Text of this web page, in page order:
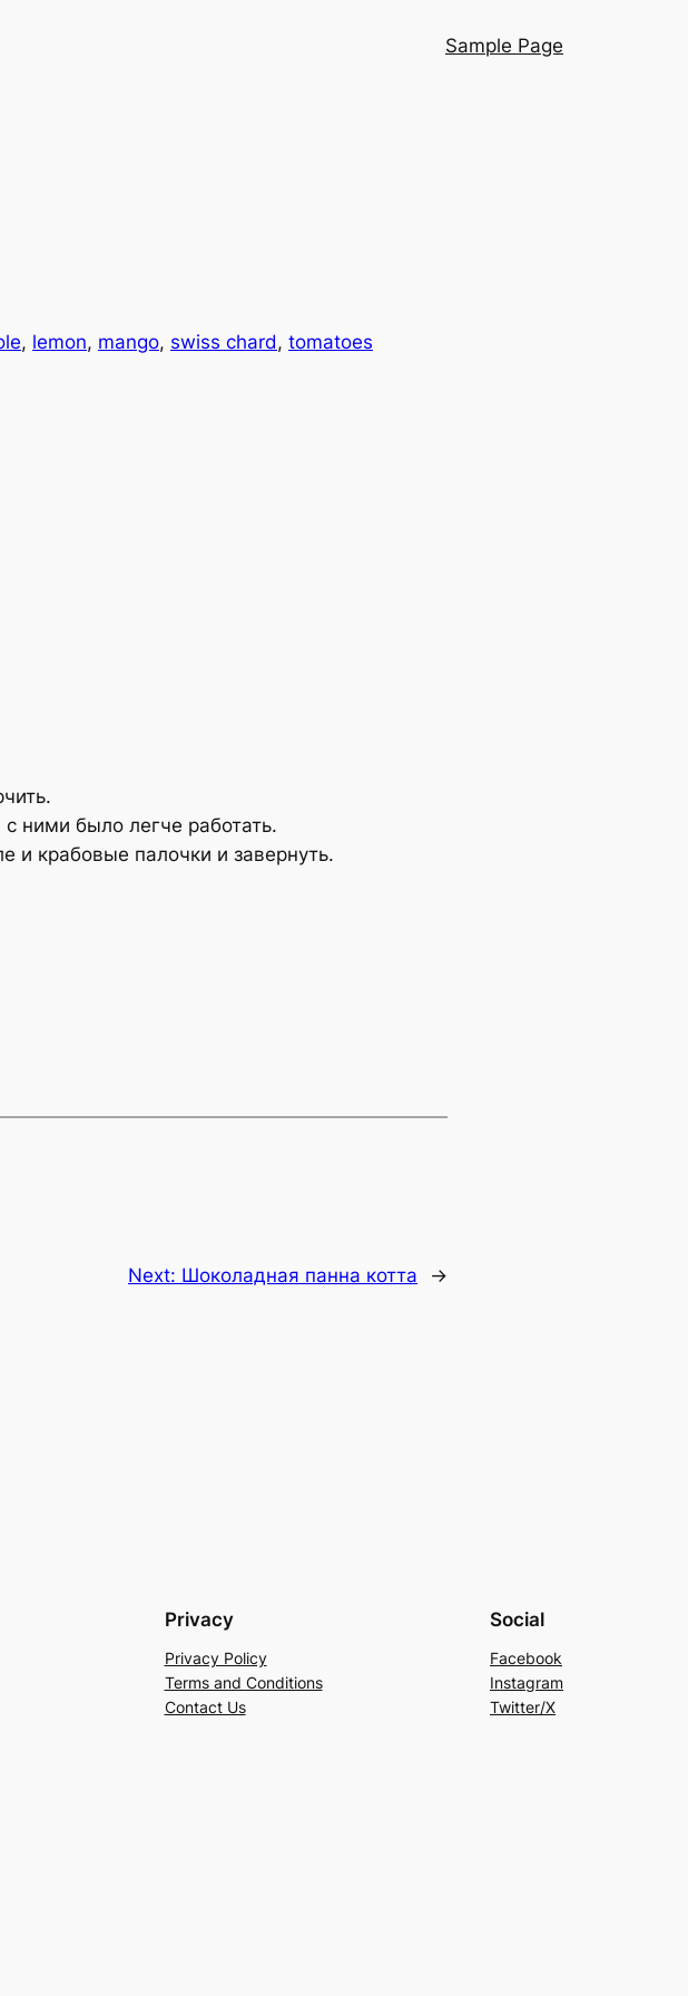
Sample Page
, lemon, mango, swiss chard, tomatoes
ними было легче работать.
и крабовые палочки и завернуть.
Next: Шоколадная панна котта →
Privacy
Privacy Policy
Terms and Conditions
Contact Us
Social
Facebook
Instagram
Twitter/X